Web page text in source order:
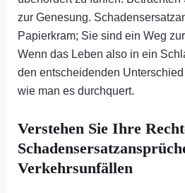
zur Genesung.
Papierkram; Sie sind ein Weg
Wenn das Leben also in ein
den entscheidenden
wie man es durchquert.
Verstehen Sie Ihre
Verkehrsunfällen